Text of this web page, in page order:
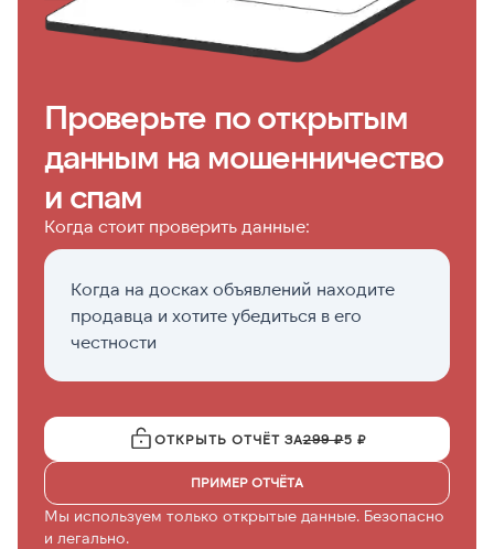
Проверьте по открытым
данным на мошенничество
и спам
Когда стоит проверить данные:
Когда на досках объявлений находите
продавца и хотите убедиться в его
честности
ОТКРЫТЬ ОТЧЁТ ЗА299 ₽5 ₽
ПРИМЕР ОТЧЁТА
Мы используем только открытые данные. Безопасно
и легально.